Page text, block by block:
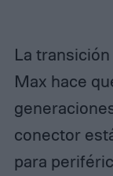
La transición
Max hace
conector
para